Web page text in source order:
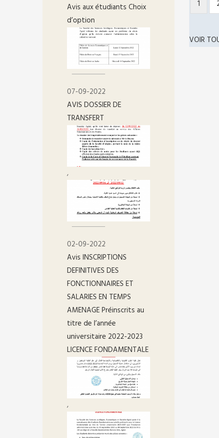
Avis aux étudiants Choix
d’option
07-09-2022
AVIS DOSSIER DE
TRANSFERT
,
02-09-2022
Avis INSCRIPTIONS
DEFINITIVES DES
FONCTIONNAIRES ET
SALARIES EN TEMPS
AMENAGE Préinscrits au
titre de l’année
universitaire 2022-2023
LICENCE FONDAMENTALE
,
Page
1
VOIR